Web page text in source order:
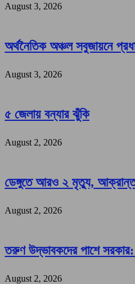
August 3, 2026
অর্থনৈতিক অঞ্চল সবুজায়নে
August 3, 2026
৫ জেলায় বন্যার ঝুঁকি
August 2, 2026
ডেঙ্গুতে আরও ২ মৃত্যু,
August 2, 2026
তরুণ উদ্ভাবকদের পাশে সরকার:
August 2, 2026